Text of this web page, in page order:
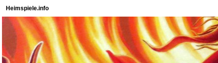
Heimspiele.info